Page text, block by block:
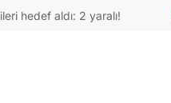
hedef aldı: 2 yaralı!
0,0018
6.656,26